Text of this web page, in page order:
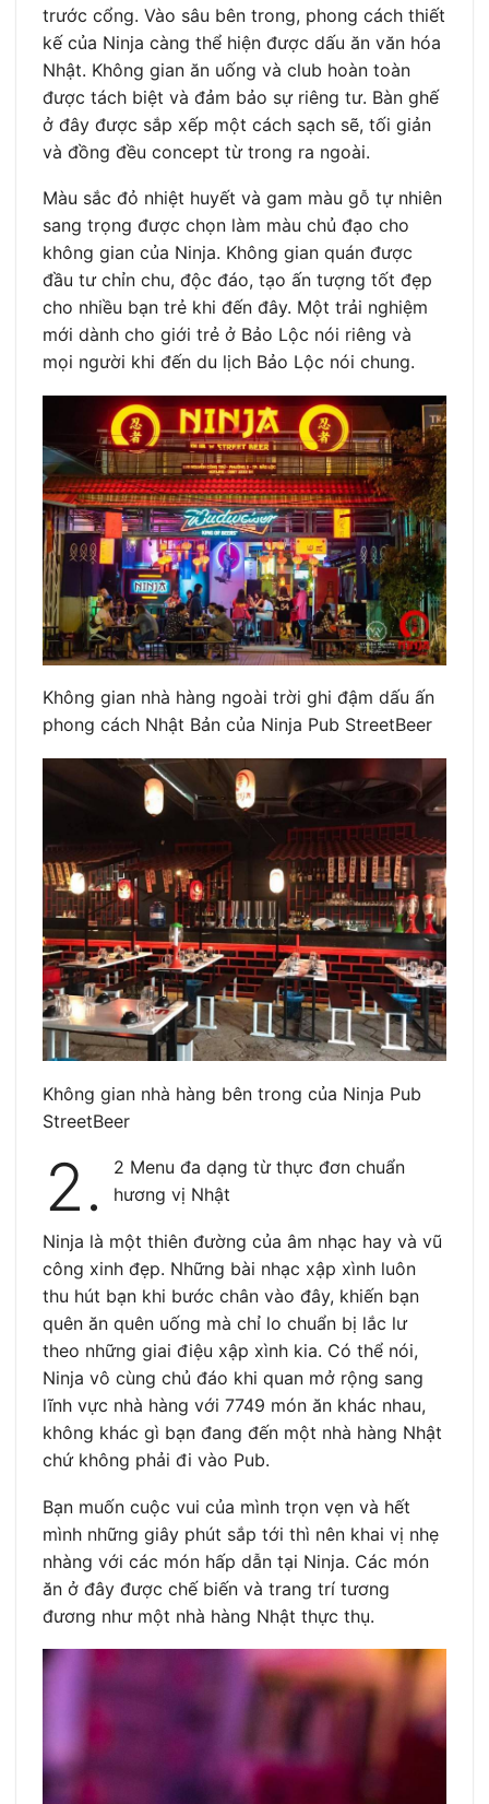
trước cổng. Vào sâu bên trong, phong cách thiết
kế của Ninja càng thể hiện được dấu ăn văn hóa
Nhật. Không gian ăn uống và club hoàn toàn
được tách biệt và đảm bảo sự riêng tư. Bàn ghế
ở đây được sắp xếp một cách sạch sẽ, tối giản
và đồng đều concept từ trong ra ngoài.
Màu sắc đỏ nhiệt huyết và gam màu gỗ tự nhiên
sang trọng được chọn làm màu chủ đạo cho
không gian của Ninja. Không gian quán được
đầu tư chỉn chu, độc đáo, tạo ấn tượng tốt đẹp
cho nhiều bạn trẻ khi đến đây. Một trải nghiệm
mới dành cho giới trẻ ở Bảo Lộc nói riêng và
mọi người khi đến du lịch Bảo Lộc nói chung.
Không gian nhà hàng ngoài trời ghi đậm dấu ấn
phong cách Nhật Bản của Ninja Pub StreetBeer
Không gian nhà hàng bên trong của Ninja Pub
StreetBeer
2.
2 Menu đa dạng từ thực đơn chuẩn
hương vị Nhật
Ninja là một thiên đường của âm nhạc hay và vũ
công xinh đẹp. Những bài nhạc xập xình luôn
thu hút bạn khi bước chân vào đây, khiến bạn
quên ăn quên uống mà chỉ lo chuẩn bị lắc lư
theo những giai điệu xập xình kia. Có thể nói,
Ninja vô cùng chủ đáo khi quan mở rộng sang
lĩnh vực nhà hàng với 7749 món ăn khác nhau,
không khác gì bạn đang đến một nhà hàng Nhật
chứ không phải đi vào Pub.
Bạn muốn cuộc vui của mình trọn vẹn và hết
mình những giây phút sắp tới thì nên khai vị nhẹ
nhàng với các món hấp dẫn tại Ninja. Các món
ăn ở đây được chế biến và trang trí tương
đương như một nhà hàng Nhật thực thụ.